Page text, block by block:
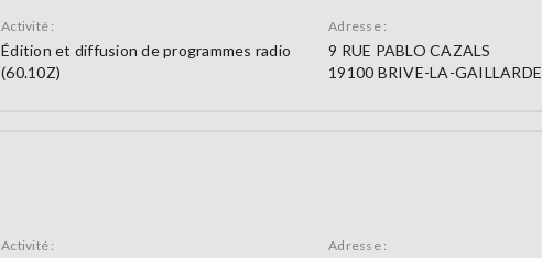
Activité :
Édition et diffusion de programmes radio
(60.10Z)
Adresse :
9 RUE PABLO CAZALS
19100 BRIVE-LA-GAILLARDE
Activité : Adresse :